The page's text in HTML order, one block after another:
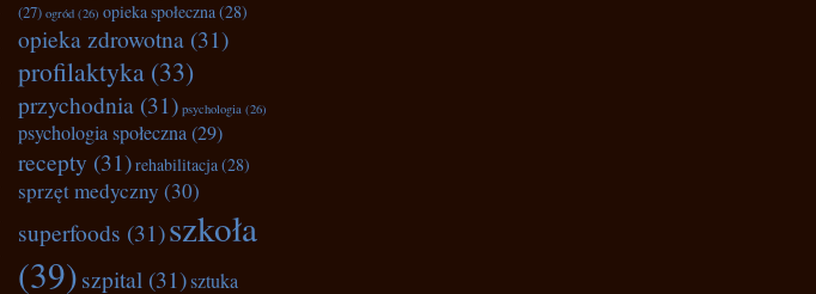
(27) ogród (26) opieka społeczna(28)
opieka zdrowotna (31)
profilaktyka (33)
przychodnia (31) psychologia (26)
psychologia społeczna(29)
recepty (31)rehabilitacja(28)
sprzęt medyczny (30)
superfoods (31)szkoła
(39)szpital (31)sztuka